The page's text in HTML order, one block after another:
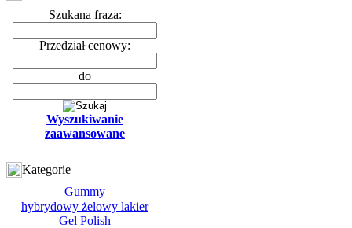
Szukana fraza:
Przedział cenowy:
do
Wyszukiwanie
zaawansowane
Kategorie
Gummy
hybrydowy żelowy lakier
Gel Polish